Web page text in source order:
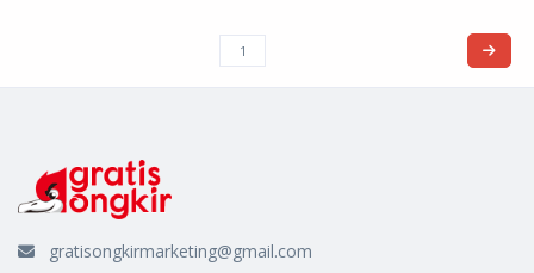
gratisongkirmarketing@gmail.com